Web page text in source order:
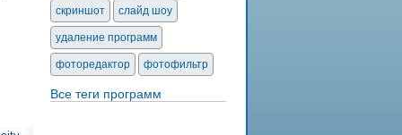
скриншот слайд шоу
удаление программ
фоторедактор фотофильтр
Все теги программ